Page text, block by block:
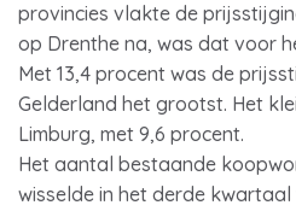
provincies vlakte de
op Drenthe na, was dat voor
Met 13,4 procent was de
Gelderland het grootst. Het
Limburg, met 9,6 procent.
Het aantal bestaande
wisselde in het derde kwartaal